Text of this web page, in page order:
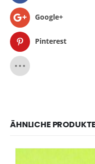
Google+
Pinterest
ÄHNLICHE PRODUKTE